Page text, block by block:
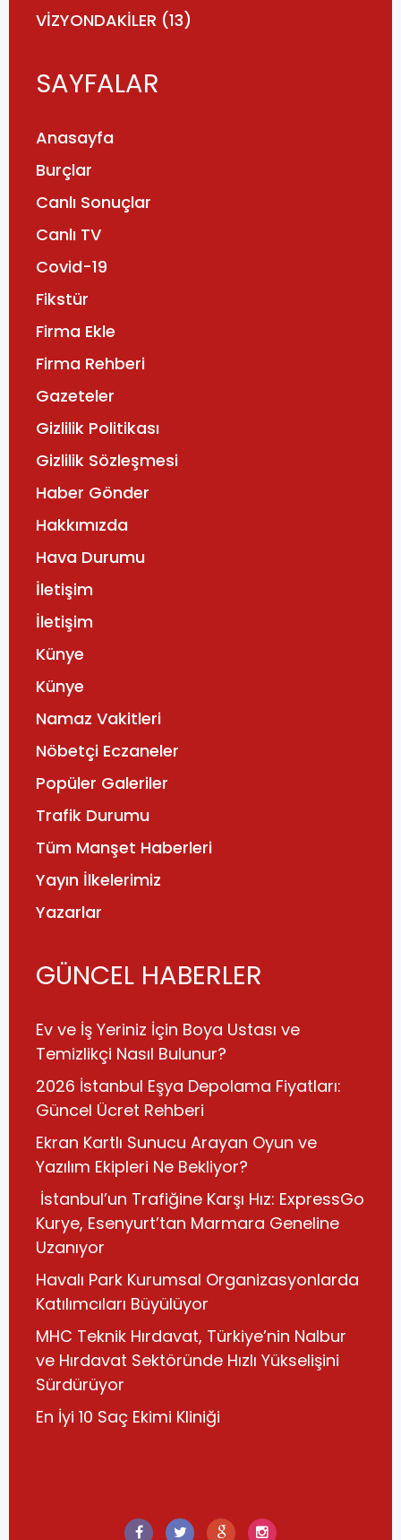
VİZYONDAKİLER (13)
SAYFALAR
Anasayfa
Burçlar
Canlı Sonuçlar
Canlı TV
Covid-19
Fikstür
Firma Ekle
Firma Rehberi
Gazeteler
Gizlilik Politikası
Gizlilik Sözleşmesi
Haber Gönder
Hakkımızda
Hava Durumu
İletişim
İletişim
Künye
Künye
Namaz Vakitleri
Nöbetçi Eczaneler
Popüler Galeriler
Trafik Durumu
Tüm Manşet Haberleri
Yayın İlkelerimiz
Yazarlar
GÜNCEL HABERLER
Ev ve İş Yeriniz İçin Boya Ustası ve
Temizlikçi Nasıl Bulunur?
2026 İstanbul Eşya Depolama Fiyatları:
Güncel Ücret Rehberi
Ekran Kartlı Sunucu Arayan Oyun ve
Yazılım Ekipleri Ne Bekliyor?
İstanbul’un Trafiğine Karşı Hız: ExpressGo
Kurye, Esenyurt’tan Marmara Geneline
Uzanıyor
Havalı Park Kurumsal Organizasyonlarda
Katılımcıları Büyülüyor
MHC Teknik Hırdavat, Türkiye’nin Nalbur
ve Hırdavat Sektöründe Hızlı Yükselişini
Sürdürüyor
En İyi 10 Saç Ekimi Kliniği